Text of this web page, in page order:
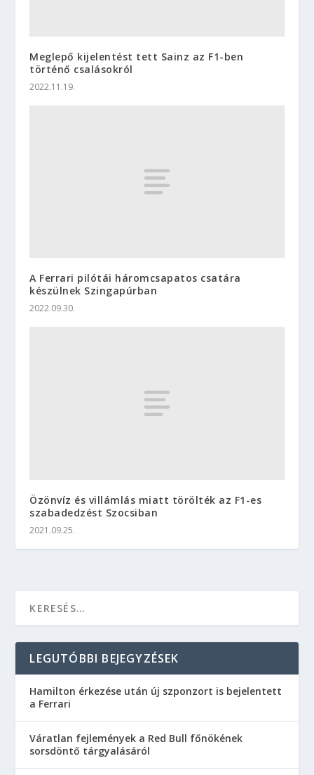
Meglepő kijelentést tett Sainz az F1-ben
történő csalásokról
2022.11.19.
A Ferrari pilótái háromcsapatos csatára
készülnek Szingapúrban
2022.09.30.
Özönvíz és villámlás miatt törölték az F1-es
szabadedzést Szocsiban
2021.09.25.
LEGUTÓBBI BEJEGYZÉSEK
Hamilton érkezése után új szponzort is bejelentett
a Ferrari
Váratlan fejlemények a Red Bull főnökének
sorsdöntő tárgyalásáról